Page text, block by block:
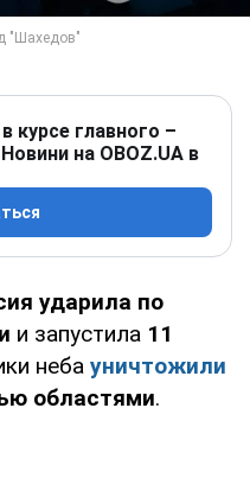
курсе главного –
на OBOZ.UA в
ударила по
и запустила 11
неба уничтожили
областями.